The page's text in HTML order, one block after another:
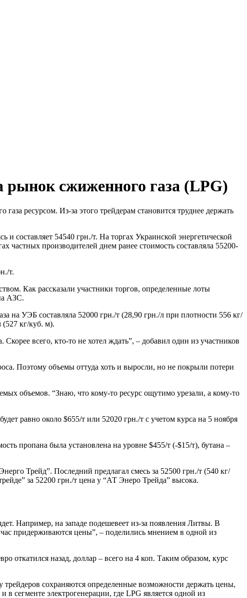
рынок сжиженного газа (LPG)
ресурсом. Из-за этого трейдерам становится труднее держать
составляет 54540 грн./т. На торгах Украинской энергетической
частных производителей днем ранее стоимость составляла 55200-
т.
Как рассказали участники торгов, определенные лоты
АЗС.
на УЭБ составляла 52000 грн./т (28,90 грн./л при плотности 556 кг/
(527 кг/куб. м).
всего, кто-то не хотел ждать”, – добавил один из участников
Поэтому объемы оттуда хоть и выросли, но не покрыли потери
объемов. “Знаю, что кому-то ресурс ощутимо урезали, а кому-то
равно около $655/т или 52020 грн./т с учетом курса на 5 ноября
пропана была установлена на уровне $455/т (-$15/т), бутана –
Трейд”. Последний предлагал смесь за 52500 грн./т (540 кг/
за 52200 грн./т цена у “АТ Энеро Трейда” высока.
Например, на западе подешевеет из-за появления Литвы. В
придерживаются цены”, – поделились мнением в одной из
откатился назад, доллар – всего на 4 коп. Таким образом, курс
сохраняются определенные возможности держать цены,
сегменте электрогенерации, где LPG является одной из